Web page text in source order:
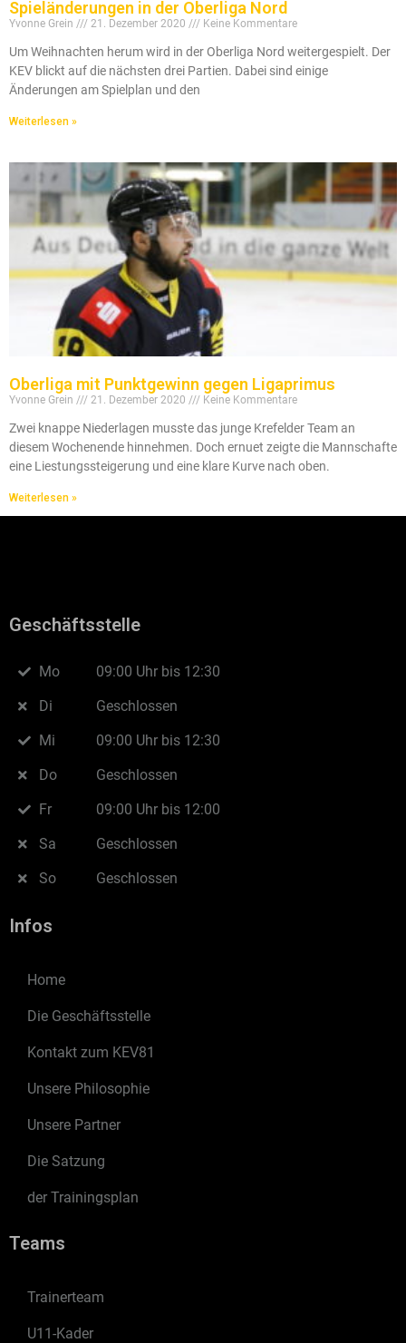
Spieländerungen in der Oberliga Nord
Yvonne Grein 21. Dezember 2020 Keine Kommentare
Um Weihnachten herum wird in der Oberliga Nord weitergespielt. Der
KEV blickt auf die nächsten drei Partien. Dabei sind einige
Änderungen am Spielplan und den
Weiterlesen »
Oberliga mit Punktgewinn gegen Ligaprimus
Yvonne Grein 21. Dezember 2020 Keine Kommentare
Zwei knappe Niederlagen musste das junge Krefelder Team an
diesem Wochenende hinnehmen. Doch ernuet zeigte die Mannschafte
eine Liestungssteigerung und eine klare Kurve nach oben.
Weiterlesen »
Geschäftsstelle
Mo
Di
Mi
Do
Fr
Sa
So
09:00 Uhr bis 12:30
Geschlossen
09:00 Uhr bis 12:30
Geschlossen
09:00 Uhr bis 12:00
Geschlossen
Geschlossen
Infos
Home
Die Geschäftsstelle
Kontakt zum KEV81
Unsere Philosophie
Unsere Partner
Die Satzung
der Trainingsplan
Teams
Trainerteam
U11-Kader